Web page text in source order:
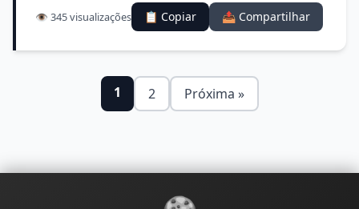
👁️ 345 visualizações 📋 Copiar 📤 Compartilhar
1 2 Próxima »